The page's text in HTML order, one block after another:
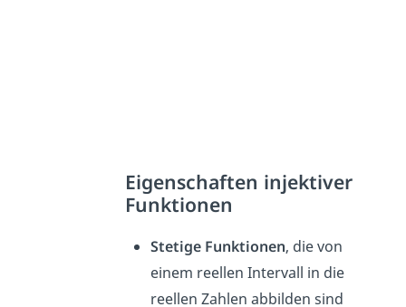
Eigenschaften injektiver
Funktionen
Stetige Funktionen, die von
einem reellen Intervall in die
reellen Zahlen abbilden sind